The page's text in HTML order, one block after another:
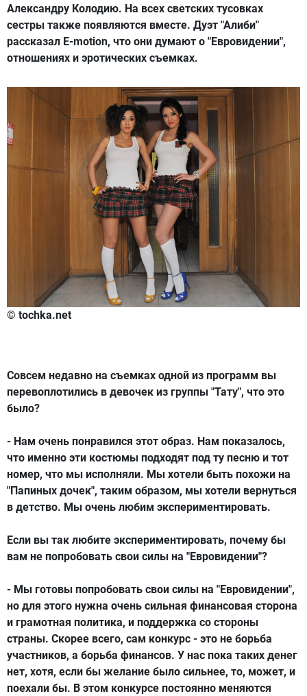
Александру Колодию. На всех светских тусовках
сестры также появляются вместе. Дуэт "Алиби"
рассказал E-motion, что они думают о "Евровидении",
отношениях и эротических съемках.
© tochka.net
Совсем недавно на съемках одной из программ вы
перевоплотились в девочек из группы "Тату", что это
было?
- Нам очень понравился этот образ. Нам показалось,
что именно эти костюмы подходят под ту песню и тот
номер, что мы исполняли. Мы хотели быть похожи на
"Папиных дочек", таким образом, мы хотели вернуться
в детство. Мы очень любим экспериментировать.
Если вы так любите экспериментировать, почему бы
вам не попробовать свои силы на "Евровидении"?
- Мы готовы попробовать свои силы на "Евровидении",
но для этого нужна очень сильная финансовая сторона
и грамотная политика, и поддержка со стороны
страны. Скорее всего, сам конкурс - это не борьба
участников, а борьба финансов. У нас пока таких денег
нет, хотя, если бы желание было сильнее, то, может, и
поехали бы. В этом конкурсе постоянно меняются